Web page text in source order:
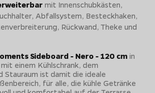
mit Innenschubkästen,
Abfallsystem, Besteckhaken,
Rückwand, Theke und
Sideboard - Nero - 120 cm in
einem Kühlschrank, dem
Stauraum ist damit die ideale
für alle, die kühle Getränke